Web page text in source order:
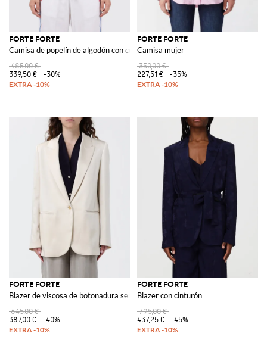
FORTE FORTE
Camisa de popelín de algodón con cuentas
485,00 €
339,50 €
-30%
FORTE FORTE
Camisa mujer
350,00 €
227,51 €
-35%
FORTE FORTE
Blazer de viscosa de botonadura sencilla
645,00 €
387,00 €
-40%
FORTE FORTE
Blazer con cinturón
795,00 €
437,25 €
-45%